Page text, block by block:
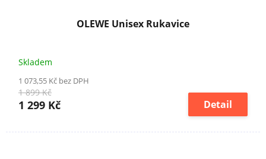
OLEWE Unisex Rukavice
Skladem
1 073,55 Kč bez DPH
1 899 Kč
1 299 Kč Detail